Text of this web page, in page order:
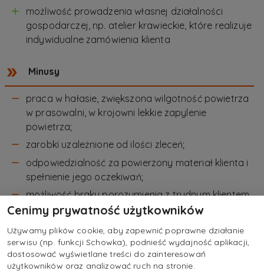
możliwość prowadzenia własnej działalności
gospodarczej, np. atelier krawieckie, które realizuje
indywidualne zamówienia klienta
Minusy
praca w hałasie, zwiększona wilgotność powietrza
w prasowalni, w krojowni lekkie zapylenie
powietrza;
zarobki uzależnione od ilości zleceń;
odpowiedzialność za powierzony materiał klienta i
spełnienie jego oczekiwań;
możliwość braku porozumienia z trudnym klientem,
który zmienia swoje zdanie na temat zamówienia;
w pracy krawca istnieje możliwość wystąpienia
urazów mechanicznych (ukłucia, przeszycie palca,
rany cięte) wynikających z nieuważnej obsługi
maszyn do szycia, nożyc, igieł, szpilek oraz
Cenimy prywatność użytkowników
Używamy plików cookie, aby zapewnić poprawne działanie
serwisu (np. funkcji Schowka), podnieść wydajność aplikacji,
dostosować wyświetlane treści do zainteresowań
użytkowników oraz analizować ruch na stronie.